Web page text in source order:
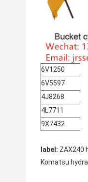
6V1250
6V5597
4J8268
4L7711
9X7432
label: ZAX240
Komatsu